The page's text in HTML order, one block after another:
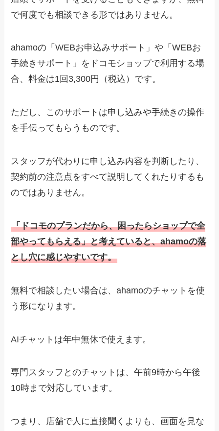
で何度でも相談できる形ではありません。
ahamoの「WEBお申込みサポート」や「WEBお
手続きサポート」をドコモショップで利用する場
合、料金は1回3,300円（税込）です。
ただし、このサポートは申し込みや手続きの操作
を手伝ってもらうものです。
スタッフが代わりに申し込み内容を判断したり、
契約前の注意点をすべて説明してくれたりするも
のではありません。
「ドコモのプランだから、困ったらショップで全
部やってもらえる」と考えていると、ahamoの落
とし穴に感じやすいです。
無料で相談したい場合は、ahamoのチャットを使
う形になります。
AIチャットは年中無休で使えます。
専門スタッフとのチャットは、午前9時から午後
10時まで対応しています。
つまり、店舗で人に直接聞くよりも、画面を見な